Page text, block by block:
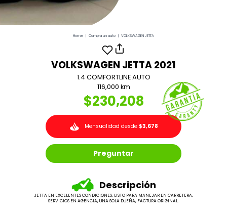
Home | Compra un auto | VOLKSWAGEN JETTA
VOLKSWAGEN JETTA 2021
1.4 COMFORTLINE AUTO
116,000 km
$230,208
Mensualidad desde$3,678
Preguntar
Descripción
JETTA EN EXCELENTES CONDICIONES, LISTO PARA MANEJAR EN CARRETERA,
SERVICIOS EN AGENCIA, UNA SOLA DUEÑA, FACTURA ORIGINAL.